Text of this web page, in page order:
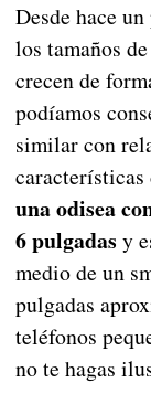
Desde hace
los tamaños
crecen de
podíamos
similar con
características
una odisea
6 pulgadas y
medio de un
pulgadas
teléfonos
no te hagas